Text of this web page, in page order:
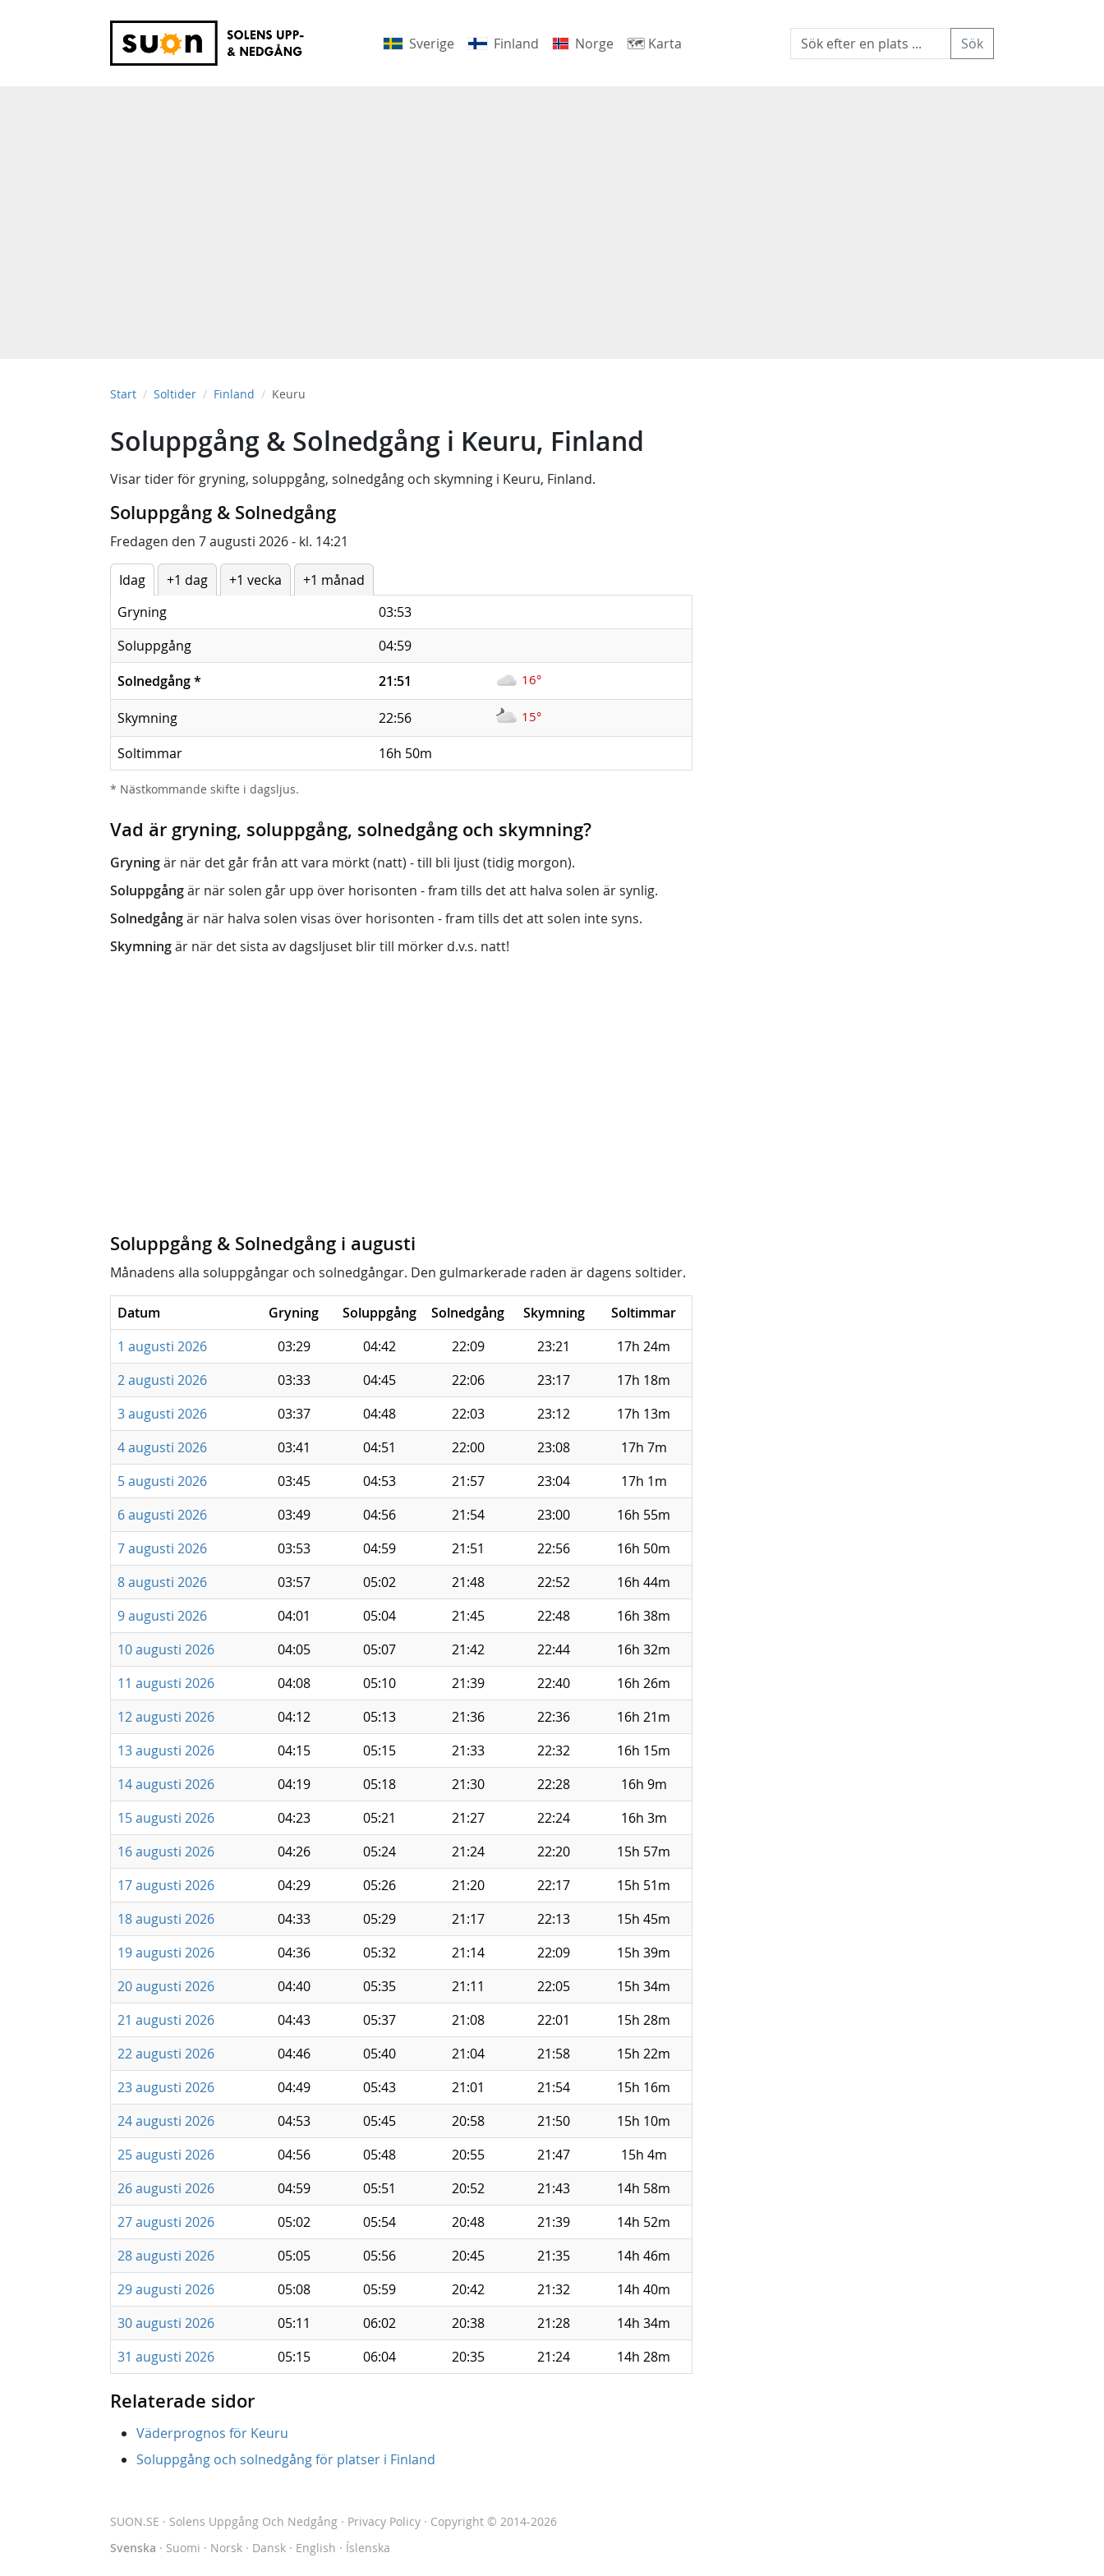
Sverige Finland Norge 🗺 Karta
Start Soltider Finland Keuru
Soluppgång & Solnedgång i Keuru, Finland
Visar tider för gryning, soluppgång, solnedgång och skymning i Keuru, Finland.
Soluppgång & Solnedgång
Fredagen den 7 augusti 2026 - kl. 14:21
Idag +1 dag +1 vecka
+1 månad
Gryning
03:53
Soluppgång
04:59
Solnedgång* 21:51 16°
Skymning 22:56 15°
Soltimmar 16h 50m
* Nästkommande skifte i dagsljus.
Vad är gryning, soluppgång, solnedgång och skymning?
Gryningär när det går från att vara mörkt (natt) - till bli ljust (tidig morgon).
Soluppgångär när solen går upp över horisonten - fram tills det att halva solen är synlig.
Solnedgångär när halva solen visas över horisonten - fram tills det att solen inte syns.
Skymningär när det sista av dagsljuset blir till mörker d.v.s. natt!
Soluppgång & Solnedgång i augusti
Månadens alla soluppgångar och solnedgångar. Den gulmarkerade raden är dagens soltider.
Datum Gryning Soluppgång Solnedgång Skymning
Soltimmar
1 augusti 2026
03:29 04:42 22:09 23:21
17h 24m
2 augusti 2026
03:33 04:45 22:06 23:17
17h 18m
3 augusti 2026
03:37 04:48 22:03 23:12
17h 13m
4 augusti 2026
03:41 04:51 22:00 23:08
17h 7m
5 augusti 2026
03:45 04:53 21:57 23:04
17h 1m
6 augusti 2026
03:49 04:56 21:54 23:00
16h 55m
7 augusti 2026
03:53 04:59 21:51 22:56
16h 50m
8 augusti 2026
03:57 05:02 21:48 22:52
16h 44m
9 augusti 2026
04:01 05:04 21:45 22:48
16h 38m
10 augusti 2026
04:05 05:07 21:42 22:44
16h 32m
11 augusti 2026
04:08 05:10 21:39 22:40
16h 26m
12 augusti 2026
04:12 05:13 21:36 22:36
16h 21m
13 augusti 2026
04:15 05:15 21:33 22:32
16h 15m
14 augusti 2026
04:19 05:18 21:30 22:28
16h 9m
15 augusti 2026
04:23 05:21 21:27 22:24
16h 3m
16 augusti 2026
04:26 05:24 21:24 22:20
15h 57m
17 augusti 2026
04:29 05:26 21:20 22:17
15h 51m
18 augusti 2026
04:33 05:29 21:17 22:13
15h 45m
19 augusti 2026
04:36 05:32 21:14 22:09
15h 39m
20 augusti 2026
04:40 05:35 21:11 22:05
15h 34m
21 augusti 2026
04:43 05:37 21:08 22:01
15h 28m
22 augusti 2026
04:46 05:40 21:04 21:58
15h 22m
23 augusti 2026
04:49 05:43 21:01 21:54
15h 16m
24 augusti 2026
04:53 05:45 20:58 21:50
15h 10m
25 augusti 2026
04:56 05:48 20:55 21:47
15h 4m
26 augusti 2026
04:59 05:51 20:52 21:43
14h 58m
27 augusti 2026
05:02 05:54 20:48 21:39
14h 52m
28 augusti 2026
05:05 05:56 20:45 21:35
14h 46m
29 augusti 2026
05:08 05:59 20:42 21:32
14h 40m
30 augusti 2026
05:11 06:02 20:38 21:28
14h 34m
31 augusti 2026
05:15 06:04 20:35 21:24 14h 28m
Relaterade sidor
Väderprognos för Keuru
Soluppgång och solnedgång för platser i Finland
SUON.SE · Solens Uppgång Och Nedgång · Privacy Policy · Copyright © 2014-2026
Svenska · Suomi · Norsk · Dansk · English · Íslenska